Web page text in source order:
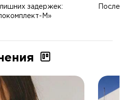
задержек:
М»